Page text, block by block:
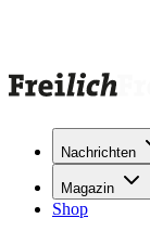
Nachrichten
Magazin
Shop